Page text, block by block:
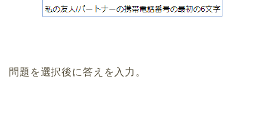
問題を選択後に答えを入力。